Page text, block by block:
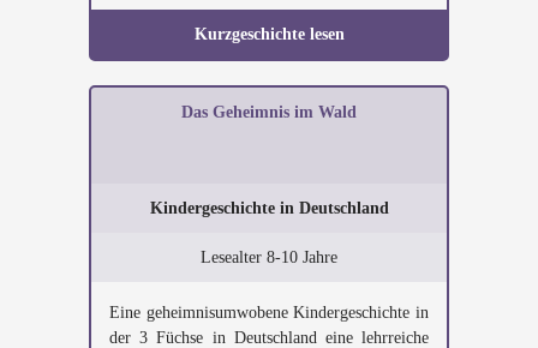
Kurzgeschichte lesen
Das Geheimnis im Wald
Kindergeschichte in Deutschland
Lesealter 8-10 Jahre
Eine geheimnisumwobene Kindergeschichte in
der 3 Füchse in Deutschland eine lehrreiche